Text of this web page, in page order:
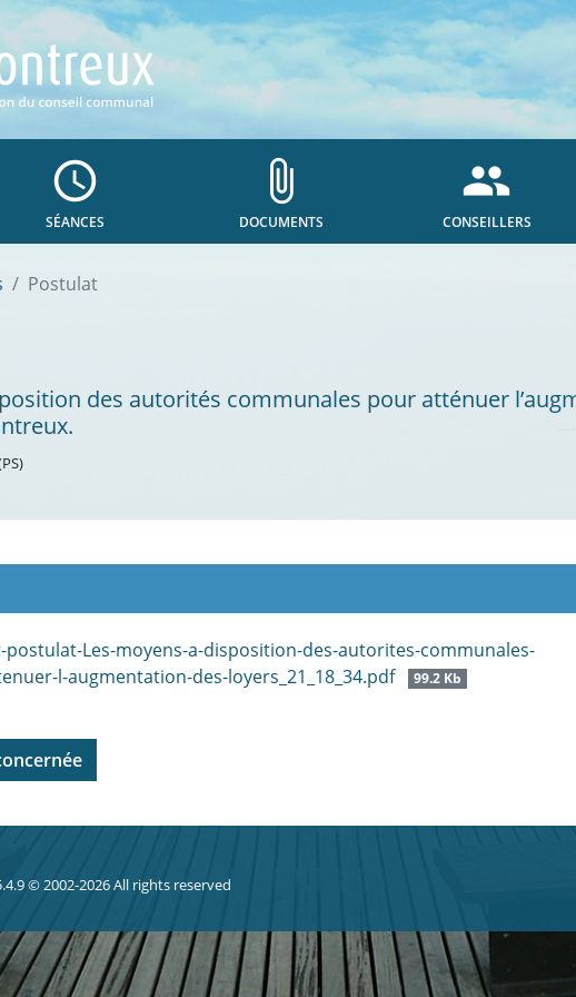
access_time
SÉANCES
attach_file
DOCUMENTS
people
CONSEILLERS
Postulat
des autorités communales pour atténuer
postulat-Les-moyens-a-disposition-des-autorites-communales-
l-augmentation-des-loyers_21_18_34.pdf
99.2 Kb
© 2002-2026 All rights reserved